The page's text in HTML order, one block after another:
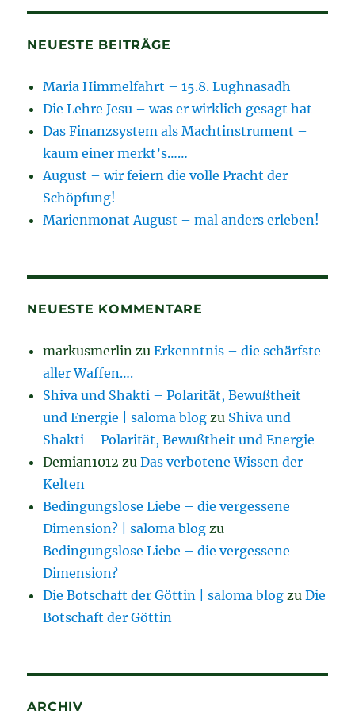
NEUESTE BEITRÄGE
Maria Himmelfahrt – 15.8. Lughnasadh
Die Lehre Jesu – was er wirklich gesagt hat
Das Finanzsystem als Machtinstrument –
kaum einer merkt’s……
August – wir feiern die volle Pracht der
Schöpfung!
Marienmonat August – mal anders erleben!
NEUESTE KOMMENTARE
markusmerlin zuErkenntnis – die schärfste
aller Waffen….
Shiva und Shakti – Polarität, Bewußtheit
und Energie | saloma blog zu Shiva und
Shakti – Polarität, Bewußtheit und Energie
Demian1012 zuDas verbotene Wissen der
Kelten
Bedingungslose Liebe – die vergessene
Dimension? | saloma blog zu
Bedingungslose Liebe – die vergessene
Dimension?
Die Botschaft der Göttin | saloma blog zuDie
Botschaft der Göttin
ARCHIV